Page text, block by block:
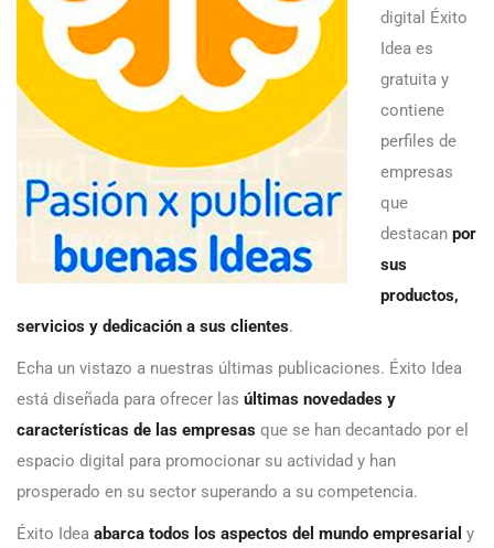
digital Éxito
Idea es
gratuita y
contiene
perfiles de
empresas
que
destacan por
sus
productos,
servicios y dedicación a sus clientes.
Echa un vistazo a nuestras últimas publicaciones. Éxito Idea
está diseñada para ofrecer las últimas novedades y
características de las empresas que se han decantado por el
espacio digital para promocionar su actividad y han
prosperado en su sector superando a su competencia.
Éxito Idea abarca todos los aspectos del mundo empresarial y